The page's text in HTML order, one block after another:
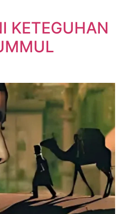
KETEGUHAN